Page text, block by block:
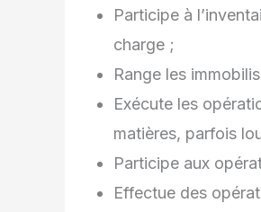
Participe à
charge ;
Range les
Exécute les
matières, parfois
Participe aux
Effectue des